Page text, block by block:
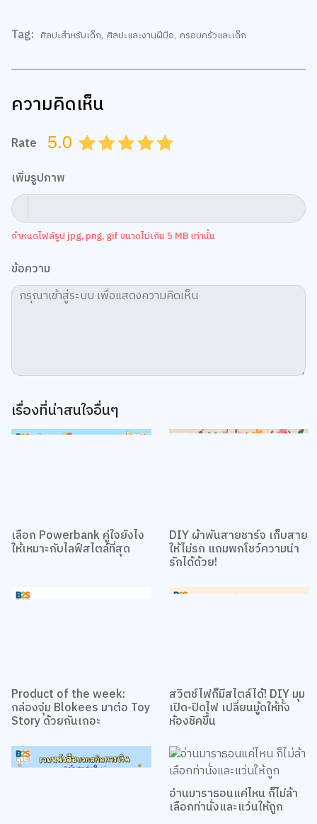
Tag: ศิลปะสำหรับเด็ก, ศิลปะและงานฝีมือ, ครอบครัวและเด็ก
ความคิดเห็น
Rate 5.0 4.5
4.0
3.5
3.0
2.5
2.0
1.5
1.0
0.5
เพิ่มรูปภาพ
กำหนดไฟล์รูป jpg, png, gif ขนาดไม่เกิน 5 MB เท่านั้น
ข้อความ
เรื่องที่น่าสนใจอื่นๆ
เลือก Powerbank คู่ใจยังไง DIY ผ้าพันสายชาร์จ เก็บสาย
รักได้ด้วย!
Product of the week:
กล่องจุ่ม Blokees มาต่อ Toy
Story ด้วยกันเถอะ
สวิตช์ไฟก็มีสไตล์ได้! DIY มุม
เปิด-ปิดไฟ เปลี่ยนมู้ดให้ทั้ง
ห้องชิคขึ้น
อ่านมาราธอนแค่ไหน ก็ไม่ล้า
เลือกท่านั่งและแว่นให้ถูก
เราใช้คุกกี้เพื่อเพิ่มประสบการณ์ที่ดีในการใช้เว็บไซต์ แสดงเนื้อหาและโฆษณาให้
ตรงกับความสนใจ รวมถึงเพื่อวิเคราะห์การเข้าใช้งานเว็บไซต์และทำความเข้าใจ
ว่าผู้ใช้งานมาจากที่ใด คุณสามารถเลือกตั้งค่าความยินยอมการใช้คุกกี้ได้ โดย